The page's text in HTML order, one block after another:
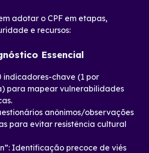
adotar o CPF em etapas,
e recursos:
Essencial
indicadores-chave (1 por
para mapear vulnerabilidades
anônimos/observações
para evitar resistência cultural
Identificação precoce de viés